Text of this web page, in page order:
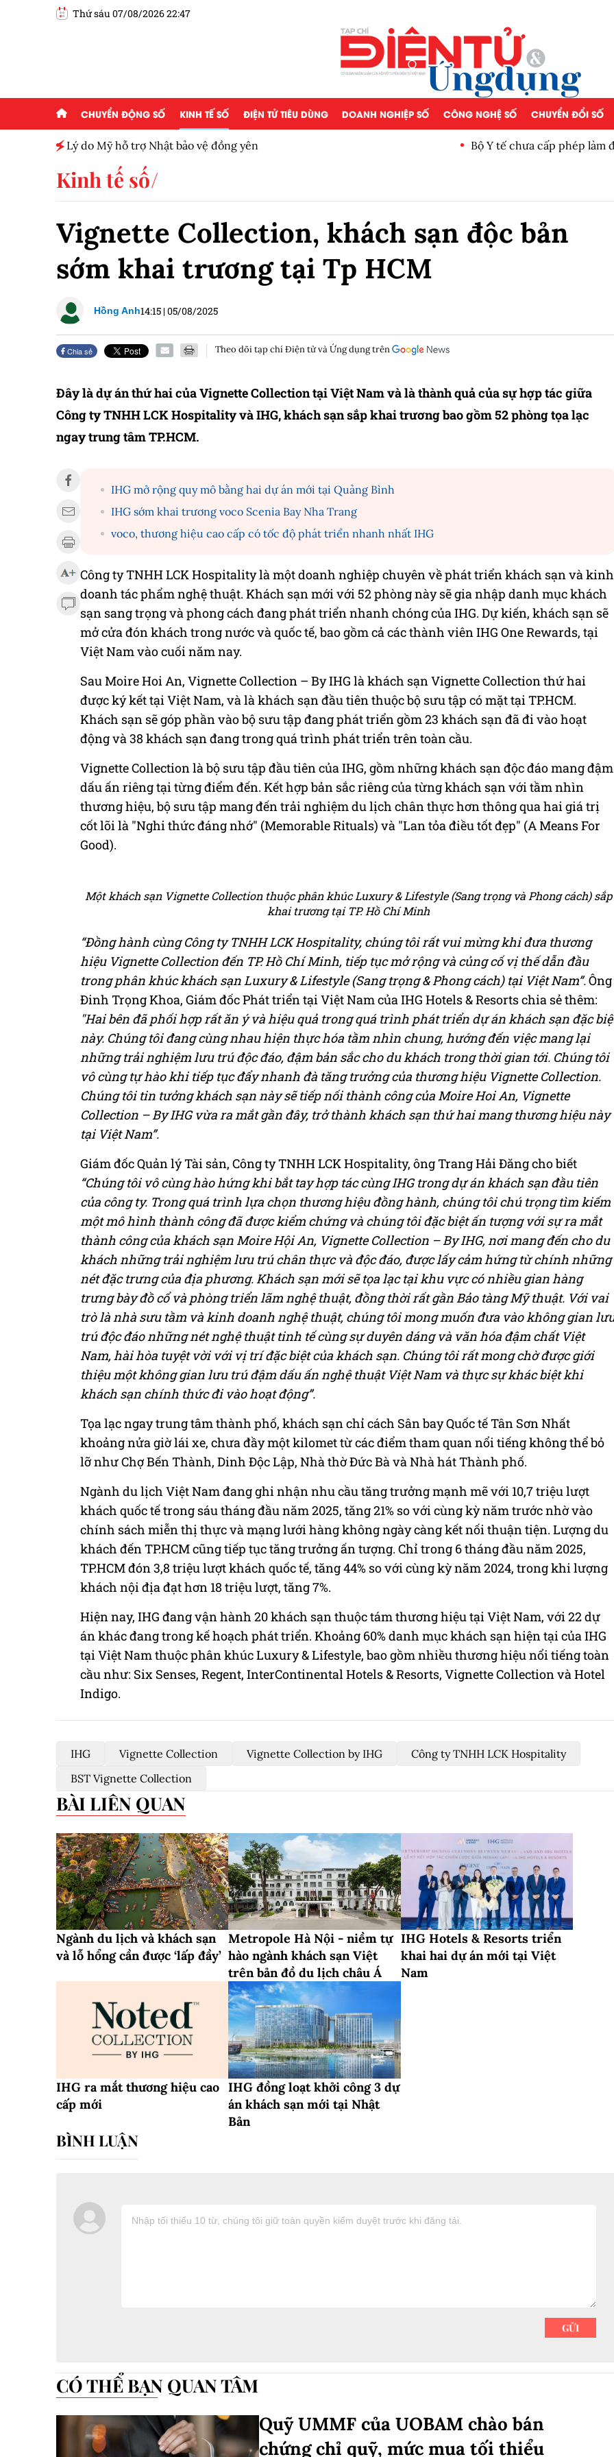
Thứ sáu 07/08/2026 22:47
CHUYỂN ĐỘNG SỐ KINH TẾ SỐ ĐIỆN TỬ TIÊU DÙNG DOANH NGHIỆP SỐ CÔNG NGHỆ SỐ CHUYỂN ĐỔI SỐ
Lý do Mỹ hỗ trợ Nhật bảo vệ đồng yên Bộ Y tế chưa cấp phép làm
Kinh tế số
Vignette Collection, khách sạn độc bản
sớm khai trương tại Tp HCM
Hồng Anh14:15 |05/08/2025
Chia sẻ Theo dõi tạp chí Điện tử và Ứng dụng trên
Đây là dự án thứ hai của Vignette Collection tại Việt Nam và là thành quả của sự hợp tác giữa
Công ty TNHH LCK Hospitality và IHG, khách sạn sắp khai trương bao gồm 52 phòng tọa lạc
ngay trung tâm TP.HCM.
IHG mở rộng quy mô bằng hai dự án mới tại Quảng Bình
IHG sớm khai trương voco Scenia Bay Nha Trang
voco, thương hiệu cao cấp có tốc độ phát triển nhanh nhất IHG
Công ty TNHH LCK Hospitality là một doanh nghiệp chuyên về phát triển khách sạn và kinh
doanh tác phẩm nghệ thuật. Khách sạn mới với 52 phòng này sẽ gia nhập danh mục khách
sạn sang trọng và phong cách đang phát triển nhanh chóng của IHG. Dự kiến, khách sạn sẽ
mở cửa đón khách trong nước và quốc tế, bao gồm cả các thành viên IHG One Rewards, tại
Việt Nam vào cuối năm nay.
Sau Moire Hoi An, Vignette Collection – By IHG là khách sạn Vignette Collection thứ hai
được ký kết tại Việt Nam, và là khách sạn đầu tiên thuộc bộ sưu tập có mặt tại TP.HCM.
Khách sạn sẽ góp phần vào bộ sưu tập đang phát triển gồm 23 khách sạn đã đi vào hoạt
động và 38 khách sạn đang trong quá trình phát triển trên toàn cầu.
Vignette Collection là bộ sưu tập đầu tiên của IHG, gồm những khách sạn độc đáo mang đậm
dấu ấn riêng tại từng điểm đến. Kết hợp bản sắc riêng của từng khách sạn với tầm nhìn
thương hiệu, bộ sưu tập mang đến trải nghiệm du lịch chân thực hơn thông qua hai giá trị
cốt lõi là "Nghi thức đáng nhớ" (Memorable Rituals) và "Lan tỏa điều tốt đẹp" (A Means For
Good).
Một khách sạn Vignette Collection thuộc phân khúc Luxury & Lifestyle (Sang trọng và Phong cách) sắp
khai trương tại TP. Hồ Chí Minh
“Đồng hành cùng Công ty TNHH LCK Hospitality, chúng tôi rất vui mừng khi đưa thương
hiệu Vignette Collection đến TP. Hồ Chí Minh, tiếp tục mở rộng và củng cố vị thế dẫn đầu
trong phân khúc khách sạn Luxury & Lifestyle (Sang trọng & Phong cách) tại Việt Nam”.Ông
Đinh Trọng Khoa, Giám đốc Phát triển tại Việt Nam của IHG Hotels & Resorts chia sẻ thêm:
"Hai bên đã phối hợp rất ăn ý và hiệu quả trong quá trình phát triển dự án khách sạn đặc
này. Chúng tôi đang cùng nhau hiện thực hóa tầm nhìn chung, hướng đến việc mang lại
những trải nghiệm lưu trú độc đáo, đậm bản sắc cho du khách trong thời gian tới. Chúng tôi
vô cùng tự hào khi tiếp tục đẩy nhanh đà tăng trưởng của thương hiệu Vignette Collection.
Chúng tôi tin tưởng khách sạn này sẽ tiếp nối thành công của Moire Hoi An, Vignette
Collection – By IHG vừa ra mắt gần đây, trở thành khách sạn thứ hai mang thương hiệu này
tại Việt Nam”.
Giám đốc Quản lý Tài sản, Công ty TNHH LCK Hospitality, ông Trang Hải Đăng cho biết
“Chúng tôi vô cùng hào hứng khi bắt tay hợp tác cùng IHG trong dự án khách sạn đầu tiên
của công ty. Trong quá trình lựa chọn thương hiệu đồng hành, chúng tôi chú trọng tìm kiếm
một mô hình thành công đã được kiểm chứng và chúng tôi đặc biệt ấn tượng với sự ra mắt
thành công của khách sạn Moire Hội An, Vignette Collection – By IHG, nơi mang đến cho du
khách những trải nghiệm lưu trú chân thực và độc đáo, được lấy cảm hứng từ chính những
nét đặc trưng của địa phương.Khách sạn mới sẽ tọa lạc tại khu vực có nhiều gian hàng
trưng bày đồ cổ và phòng triển lãm nghệ thuật, đồng thời rất gần Bảo tàng Mỹ thuật. Với vai
trò là nhà sưu tầm và kinh doanh nghệ thuật, chúng tôi mong muốn đưa vào không gian
trú độc đáo những nét nghệ thuật tinh tế cùng sự duyên dáng và văn hóa đậm chất Việt
Nam, hài hòa tuyệt vời với vị trí đặc biệt của khách sạn. Chúng tôi rất mong chờ được giới
thiệu một không gian lưu trú đậm dấu ấn nghệ thuật Việt Nam và thực sự khác biệt khi
khách sạn chính thức đi vào hoạt động”.
Tọa lạc ngay trung tâm thành phố, khách sạn chỉ cách Sân bay Quốc tế Tân Sơn Nhất
khoảng nửa giờ lái xe, chưa đầy một kilomet từ các điểm tham quan nổi tiếng không thể bỏ
lỡ như Chợ Bến Thành, Dinh Độc Lập, Nhà thờ Đức Bà và Nhà hát Thành phố.
Ngành du lịch Việt Nam đang ghi nhận nhu cầu tăng trưởng mạnh mẽ với 10,7 triệu lượt
khách quốc tế trong sáu tháng đầu năm 2025, tăng 21% so với cùng kỳ năm trước nhờ vào
chính sách miễn thị thực và mạng lưới hàng không ngày càng kết nối thuận tiện. Lượng du
khách đến TP.HCM cũng tiếp tục tăng trưởng ấn tượng. Chỉ trong 6 tháng đầu năm 2025,
TP.HCM đón 3,8 triệu lượt khách quốc tế, tăng 44% so với cùng kỳ năm 2024, trong khi lượng
khách nội địa đạt hơn 18 triệu lượt, tăng 7%.
Hiện nay, IHG đang vận hành 20 khách sạn thuộc tám thương hiệu tại Việt Nam, với 22 dự
án khác đang trong kế hoạch phát triển. Khoảng 60% danh mục khách sạn hiện tại của IHG
tại Việt Nam thuộc phân khúc Luxury & Lifestyle, bao gồm nhiều thương hiệu nổi tiếng toàn
cầu như: Six Senses, Regent, InterContinental Hotels & Resorts, Vignette Collection và Hotel
Indigo.
IHG Vignette Collection Vignette Collection by IHG
Công ty TNHH LCK Hospitality
BST Vignette Collection
BÀI LIÊN QUAN
Ngành du lịch và khách sạn
và lỗ hổng cần được ‘lấp đầy’
Metropole Hà Nội - niềm tự
hào ngành khách sạn Việt
trên bản đồ du lịch châu Á
IHG Hotels & Resorts triển
khai hai dự án mới tại Việt
Nam
IHG ra mắt thương hiệu cao
cấp mới
IHG đồng loạt khởi công 3 dự
án khách sạn mới tại Nhật
Bản
CÓ THỂ BẠN QUAN TÂM
Quỹ UMMF của UOBAM chào bán
chứng chỉ quỹ, mức mua tối thiểu